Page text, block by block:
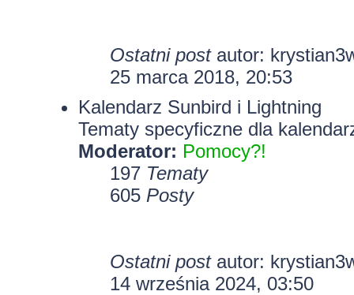
Ostatni postautor:
25 marca 2018, 20:53
Kalendarz Sunbird i Lightning
Tematy specyficzne dla
Moderator: Pomocy?!
197 Tematy
605 Posty
Ostatni postautor:
14 września 2024, 03:50